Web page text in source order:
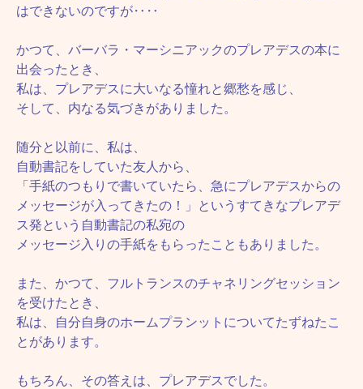
はできないのですが‥‥
かつて、バーバラ・マーシニアックのプレアデスの本に
出会ったとき、
私は、プレアデスに大いなる憧れと郷愁を感じ、
そして、内なる気づきがありました。
随分と以前に、私は、
自動書記をしていた友人から、
「手紙のつもりで書いていたら、急にプレアデスからの
メッセージが入ってきたの！」というすてきなプレアデ
ス発という自動書記の私宛の
メッセージ入りの手紙をもらったこともありました。
また、かつて、フルトランスのチャネリングセッション
を受けたとき、
私は、自分自身のホームプランットについてたずねたこ
とがあります。
もちろん、その答えは、プレアデスでした。